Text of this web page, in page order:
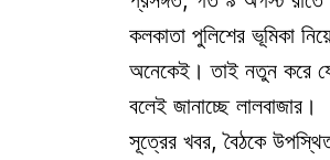
কলকাতা পুলিশের ভূমিকা
অনেকেই। তাই নতুন করে
বলেই জানাচ্ছে লালবাজার।
সূত্রের খবর, বৈঠকে